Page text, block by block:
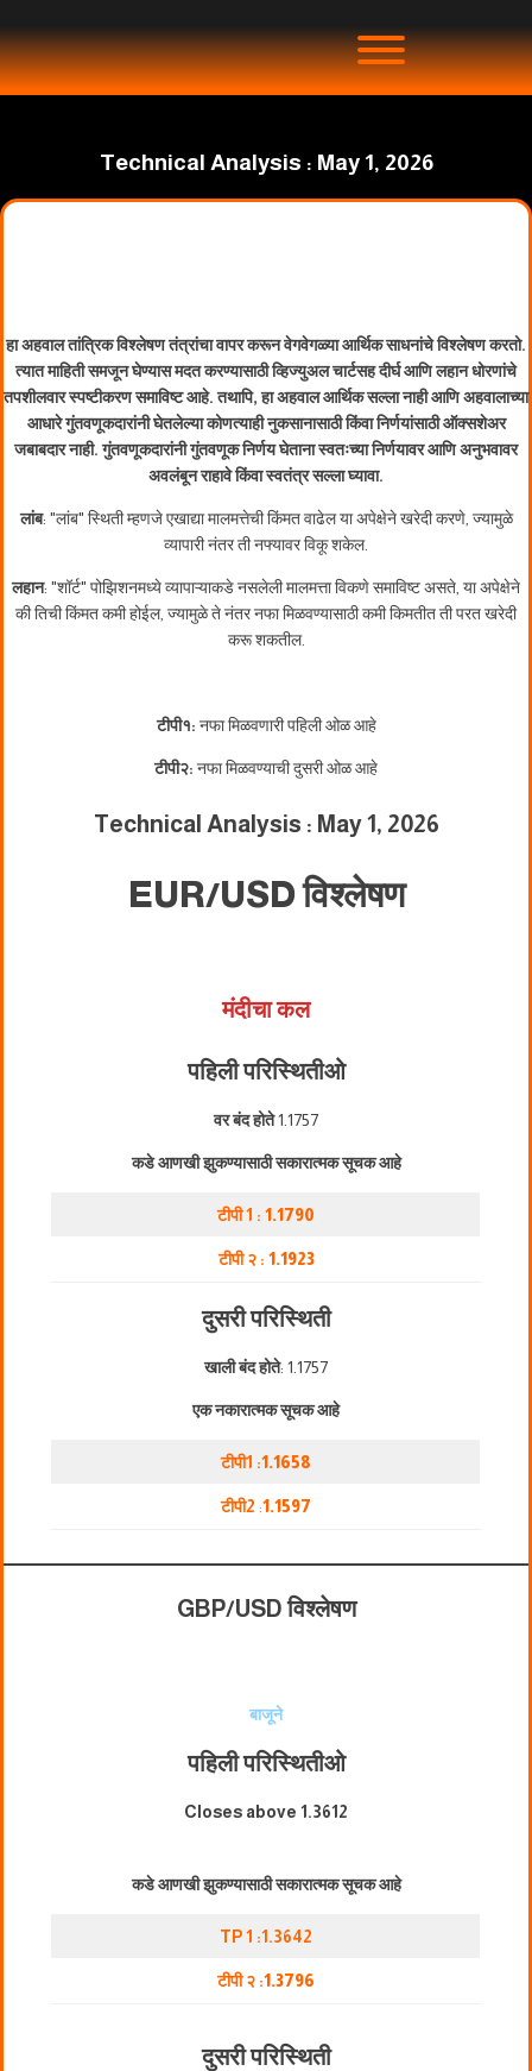
Technical Analysis : May 1, 2026
हा अहवाल तांत्रिक विश्लेषण तंत्रांचा वापर करून वेगवेगळ्या आर्थिक साधनांचे विश्लेषण करतो.
त्यात माहिती समजून घेण्यास मदत करण्यासाठी व्हिज्युअल चार्टसह दीर्घ आणि लहान धोरणांचे
तपशीलवार स्पष्टीकरण समाविष्ट आहे. तथापि, हा अहवाल आर्थिक सल्ला नाही आणि अहवालाच्या
आधारे गुंतवणूकदारांनी घेतलेल्या कोणत्याही नुकसानासाठी किंवा निर्णयांसाठी ऑक्सशेअर
जबाबदार नाही. गुंतवणूकदारांनी गुंतवणूक निर्णय घेताना स्वतःच्या निर्णयावर आणि अनुभवावर
अवलंबून राहावे किंवा स्वतंत्र सल्ला घ्यावा.
लांब: "लांब" स्थिती म्हणजे एखाद्या मालमत्तेची किंमत वाढेल या अपेक्षेने खरेदी करणे, ज्यामुळे
व्यापारी नंतर ती नफ्यावर विकू शकेल.
लहान: "शॉर्ट" पोझिशनमध्ये व्यापाऱ्याकडे नसलेली मालमत्ता विकणे समाविष्ट असते, या अपेक्षेने
की तिची किंमत कमी होईल, ज्यामुळे ते नंतर नफा मिळवण्यासाठी कमी किमतीत ती परत खरेदी
करू शकतील.
टीपी१: नफा मिळवणारी पहिली ओळ आहे
टीपी२: नफा मिळवण्याची दुसरी ओळ आहे
Technical Analysis : May 1, 2026
EUR/USD विश्लेषण
मंदीचा कल
पहिली परिस्थितीओ
वर बंद होते1.1757
कडे आणखी झुकण्यासाठी सकारात्मक सूचक आहे
टीपी 1 : 1.1790
टीपी २ : 1.1923
दुसरी परिस्थिती
खाली बंद होते: 1.1757
एक नकारात्मक सूचक आहे
टीपी1 :1.1658
टीपी2 :1.1597
GBP/USD विश्लेषण
बाजूने
पहिली परिस्थितीओ
Closes above 1.3612
कडे आणखी झुकण्यासाठी सकारात्मक सूचक आहे
TP 1 :1.3642
टीपी २ :1.3796
दुसरी परिस्थिती